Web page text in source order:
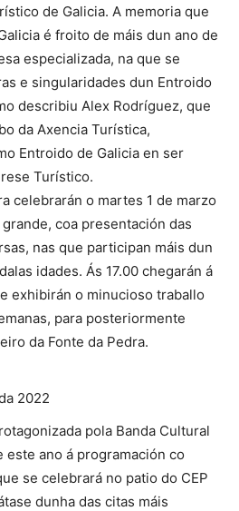
de Galicia. A memoria que
é froito de máis dun ano de
especializada, na que se
e singularidades dun Entroido
describiu Alex Rodríguez, que
da Axencia Turística,
Entroido de Galicia en ser
Turístico.
celebrarán o martes 1 de marzo
coa presentación das
nas que participan máis dun
idades. Ás 17.00 chegarán á
exhibirán o minucioso traballo
para posteriormente
da Fonte da Pedra.
pola Banda Cultural
este ano á programación co
se celebrará no patio do CEP
dunha das citas máis